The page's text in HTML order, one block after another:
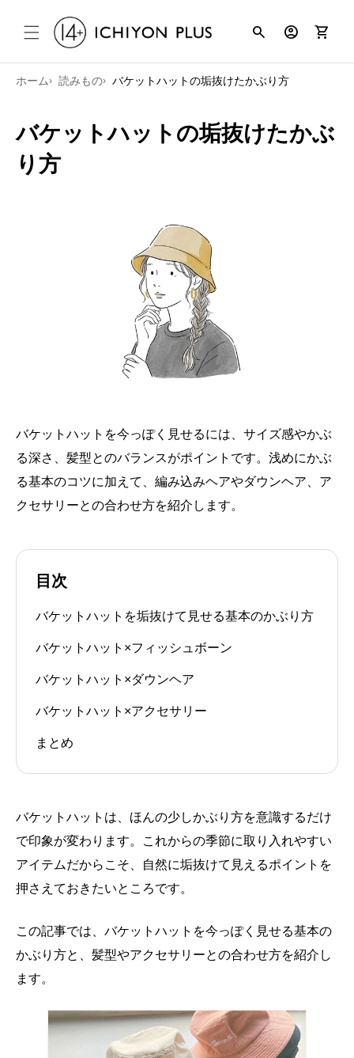
コンテンツ
に進む
search account_circle shopping_cart
ホーム 読みもの バケットハットの垢抜けたかぶり方
バケットハットの垢抜けたかぶ
り方
バケットハットを今っぽく見せるには、サイズ感やかぶ
る深さ、髪型とのバランスがポイントです。浅めにかぶ
る基本のコツに加えて、編み込みヘアやダウンヘア、ア
クセサリーとの合わせ方を紹介します。
目次
バケットハットを垢抜けて見せる基本のかぶり方
バケットハット×フィッシュボーン
バケットハット×ダウンヘア
バケットハット×アクセサリー
まとめ
バケットハットは、ほんの少しかぶり方を意識するだけ
で印象が変わります。これからの季節に取り入れやすい
アイテムだからこそ、自然に垢抜けて見えるポイントを
押さえておきたいところです。
この記事では、バケットハットを今っぽく見せる基本の
かぶり方と、髪型やアクセサリーとの合わせ方を紹介し
ます。